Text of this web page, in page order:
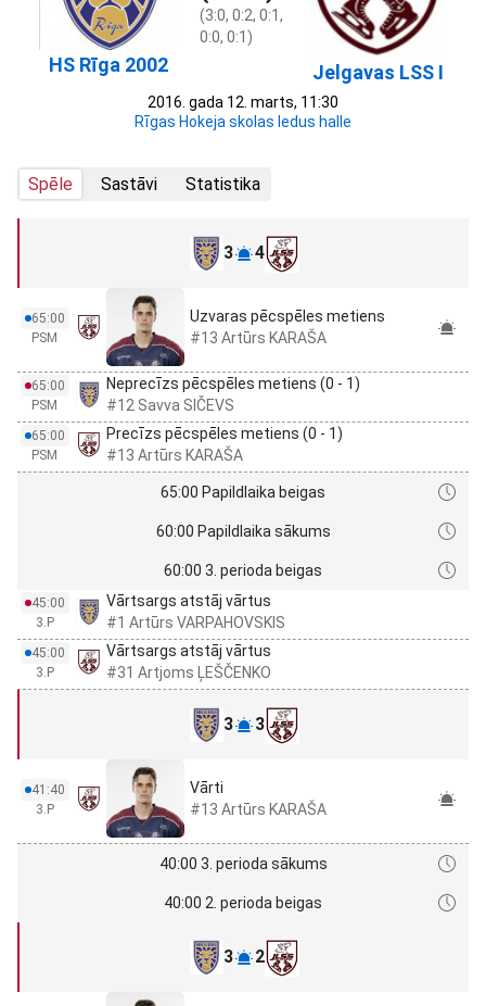
HS Rīga 2002
(3:0, 0:2, 0:1,
0:0, 0:1)
Jelgavas LSS I
2016. gada 12. marts, 11:30
Rīgas Hokeja skolas ledus halle
Spēle Sastāvi Statistika
3 4
65:00
PSM
Uzvaras pēcspēles metiens
#13 Artūrs KARAŠA
65:00
PSM
Neprecīzs pēcspēles metiens (0 - 1)
#12 Savva SIČEVS
65:00
PSM
Precīzs pēcspēles metiens (0 - 1)
#13 Artūrs KARAŠA
65:00 Papildlaika beigas
60:00 Papildlaika sākums
60:00 3. perioda beigas
45:00
3.P
Vārtsargs atstāj vārtus
#1 Artūrs VARPAHOVSKIS
45:00
3.P
Vārtsargs atstāj vārtus
#31 Artjoms ĻEŠČENKO
3 3
41:40
3.P
Vārti
#13 Artūrs KARAŠA
40:00 3. perioda sākums
40:00 2. perioda beigas
3 2